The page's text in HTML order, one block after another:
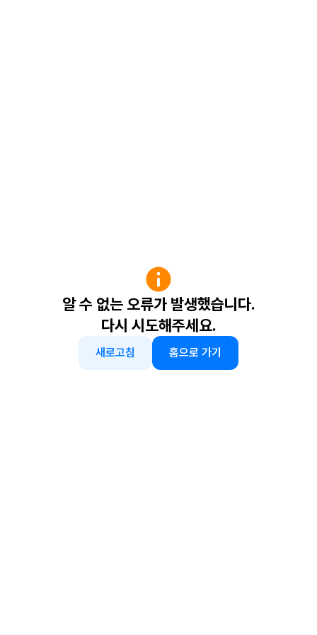
알 수 없는 오류가 발생했습니다.
다시 시도해주세요.
새로고침 홈으로 가기